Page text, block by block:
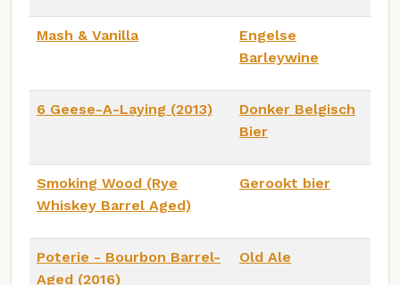
Mash & Vanilla
Engelse
Barleywine
6 Geese-A-Laying (2013)
Donker Belgisch
Bier
Smoking Wood (Rye
Whiskey Barrel Aged)
Gerookt bier
Poterie - Bourbon Barrel-
Aged (2016)
Old Ale